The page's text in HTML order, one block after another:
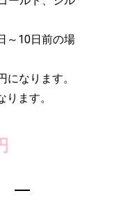
～10日前の場
なります。
ます。